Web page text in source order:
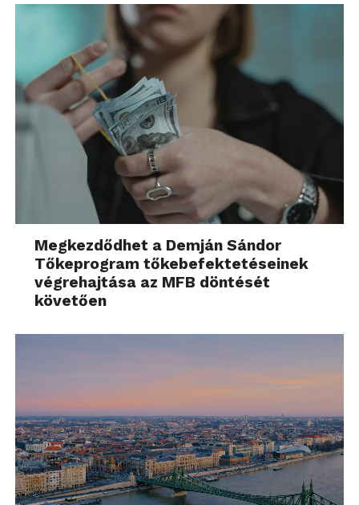
Megkezdődhet a Demján Sándor
Tőkeprogram tőkebefektetéseinek
végrehajtása az MFB döntését
követően